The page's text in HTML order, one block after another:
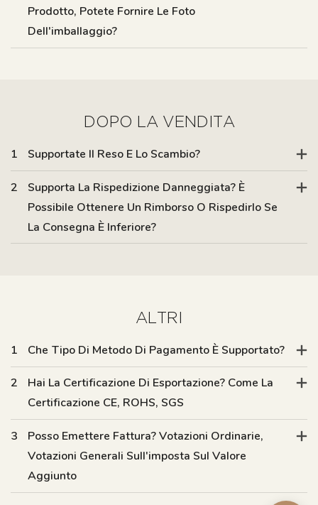
Prodotto, Potete Fornire Le Foto
Dell'imballaggio?
DOPO LA VENDITA
1 Supportate Il Reso E Lo Scambio?
2
Supporta La Rispedizione Danneggiata? È
Possibile Ottenere Un Rimborso O Rispedirlo Se
La Consegna È Inferiore?
ALTRI
1 Che Tipo Di Metodo Di Pagamento È Supportato?
2
Hai La Certificazione Di Esportazione? Come La
Certificazione CE, ROHS, SGS
3
Posso Emettere Fattura? Votazioni Ordinarie,
Votazioni Generali Sull'imposta Sul Valore
Aggiunto